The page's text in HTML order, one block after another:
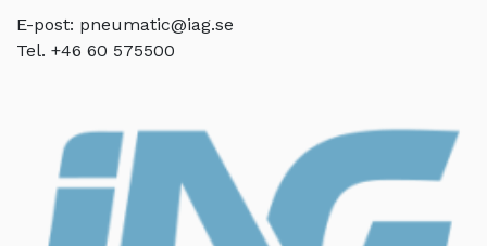
E-post: pneumatic@iag.se
Tel. +46 60 575500